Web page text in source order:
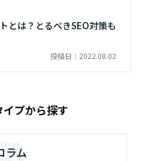
とは？とるべきSEO対策も
投稿日：2022.08.02
イプから探す
ラム